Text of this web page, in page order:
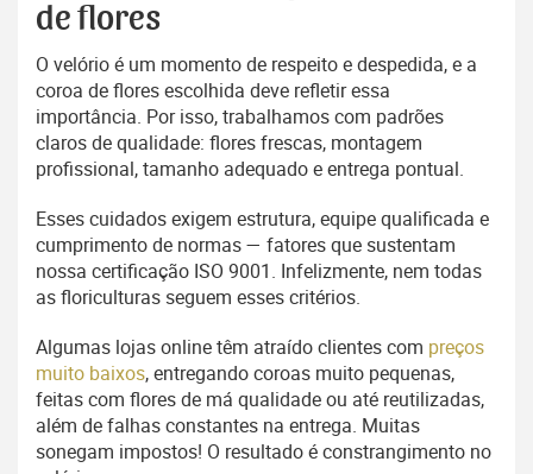
de flores
O velório é um momento de respeito e despedida, e a
coroa de flores escolhida deve refletir essa
importância. Por isso, trabalhamos com padrões
claros de qualidade: flores frescas, montagem
profissional, tamanho adequado e entrega pontual.
Esses cuidados exigem estrutura, equipe qualificada e
cumprimento de normas — fatores que sustentam
nossa certificação ISO 9001. Infelizmente, nem todas
as floriculturas seguem esses critérios.
Algumas lojas online têm atraído clientes com preços
muito baixos, entregando coroas muito pequenas,
feitas com flores de má qualidade ou até reutilizadas,
além de falhas constantes na entrega. Muitas
sonegam impostos! O resultado é constrangimento no